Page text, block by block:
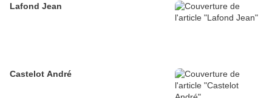
Lafond Jean
Castelot André